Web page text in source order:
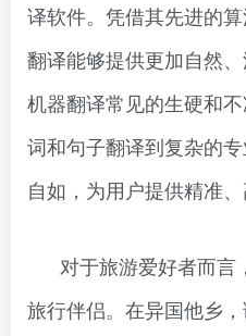
译软件。凭借其先进的
翻译能够提供更加自然
机器翻译常见的生硬和
词和句子翻译到复杂的
自如，为用户提供精准、
对于旅游爱好者而言
旅行伴侣。在异国他乡